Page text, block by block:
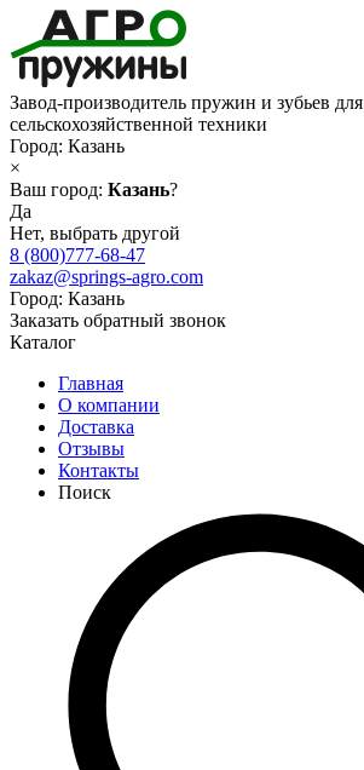
Завод-производитель пружин и зубьев для
сельскохозяйственной техники
Город: Казань
×
Ваш город: Казань?
Да
Нет, выбрать другой
8 (800)777-68-47
zakaz@springs-agro.com
Город: Казань
Заказать обратный звонок
Каталог
Главная
О компании
Доставка
Отзывы
Контакты
Поиск